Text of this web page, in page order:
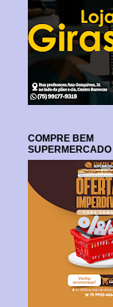
COMPRE BEM
SUPERMERCADO